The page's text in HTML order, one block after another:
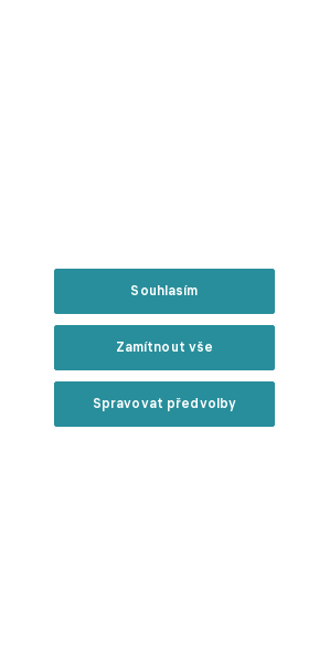
Souhlasím
Zamítnout vše
Spravovat předvolby